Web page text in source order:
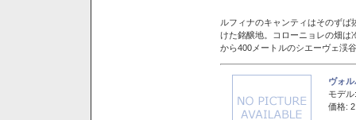
ルフィナのキャンティはそのず
けた銘醸地。コローニョレの畑は
から400メートルのシエーヴェ渓
ヴォ
モデル:
価格: